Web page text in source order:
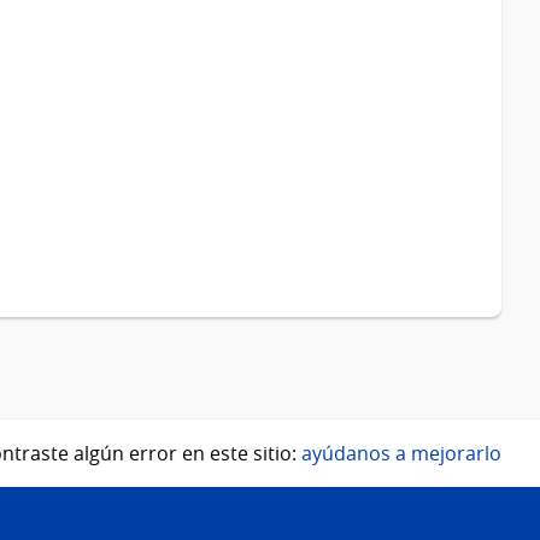
algún error en este sitio: ayúdanos a mejorarlo